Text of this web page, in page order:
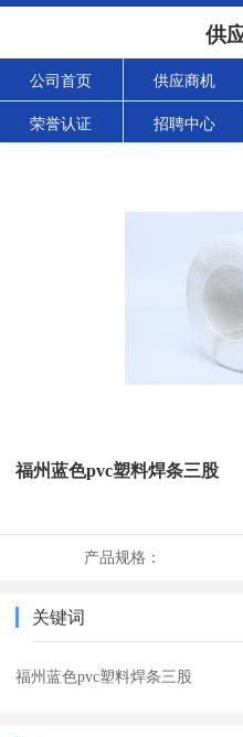
供
公司首页 供应商机
荣誉认证 招聘中心
福州蓝色pvc塑料焊条三股
产品规格：
关键词
福州蓝色pvc塑料焊条三股